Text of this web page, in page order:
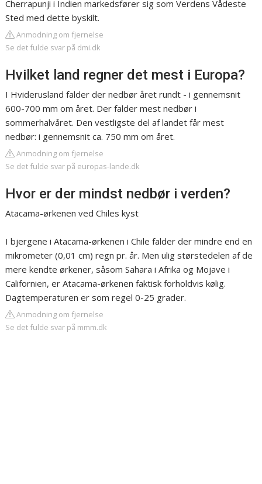
Cherrapunji i Indien markedsfører sig som Verdens Vådeste
Sted med dette byskilt.
Anmodning om fjernelse
Se det fulde svar på dmi.dk
Hvilket land regner det mest i Europa?
I Hviderusland falder der nedbør året rundt - i gennemsnit
600-700 mm om året. Der falder mest nedbør i
sommerhalvåret. Den vestligste del af landet får mest
nedbør: i gennemsnit ca. 750 mm om året.
Anmodning om fjernelse
Se det fulde svar på europas-lande.dk
Hvor er der mindst nedbør i verden?
Atacama-ørkenen ved Chiles kyst
I bjergene i Atacama-ørkenen i Chile falder der mindre end en
mikrometer (0,01 cm) regn pr. år. Men ulig størstedelen af de
mere kendte ørkener, såsom Sahara i Afrika og Mojave i
Californien, er Atacama-ørkenen faktisk forholdvis kølig.
Dagtemperaturen er som regel 0-25 grader.
Anmodning om fjernelse
Se det fulde svar på mmm.dk